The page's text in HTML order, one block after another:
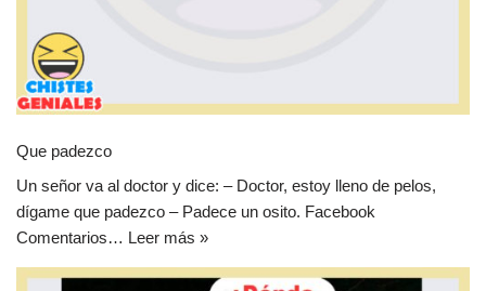
Que padezco
Un señor va al doctor y dice: – Doctor, estoy lleno de pelos,
dígame que padezco – Padece un osito. Facebook
Comentarios… Leer más »